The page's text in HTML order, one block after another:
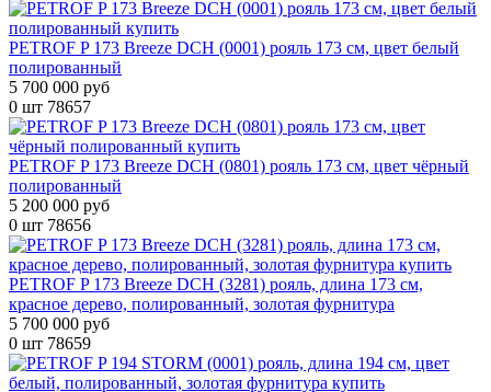
PETROF P 173 Breeze DCH (0001) рояль 173 см, цвет белый
полированный
5 700 000 руб
0 шт 78657
PETROF P 173 Breeze DCH (0801) рояль 173 см, цвет чёрный
полированный
5 200 000 руб
0 шт 78656
PETROF P 173 Breeze DCH (3281) рояль, длина 173 см,
красное дерево, полированный, золотая фурнитура
5 700 000 руб
0 шт 78659